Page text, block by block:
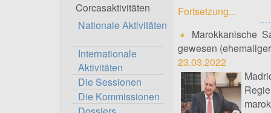
Corcasaktivitäten
Nationale Aktivitäten
Internationale
Aktivitäten
Die Sessionen
Die Kommissionen
Fortsetzung...
Marokkanische
gewesen
23.03.2022